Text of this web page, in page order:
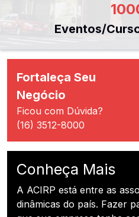
Eventos/
Fortaleça Seu
Negócio
Ficou com Dúvida?
(16) 3512-8000
Conheça Mais
A ACIRP está entre as
dinâmicas do país. Fazer